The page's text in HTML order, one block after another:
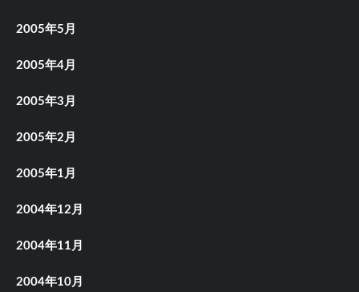
2005年5月
2005年4月
2005年3月
2005年2月
2005年1月
2004年12月
2004年11月
2004年10月